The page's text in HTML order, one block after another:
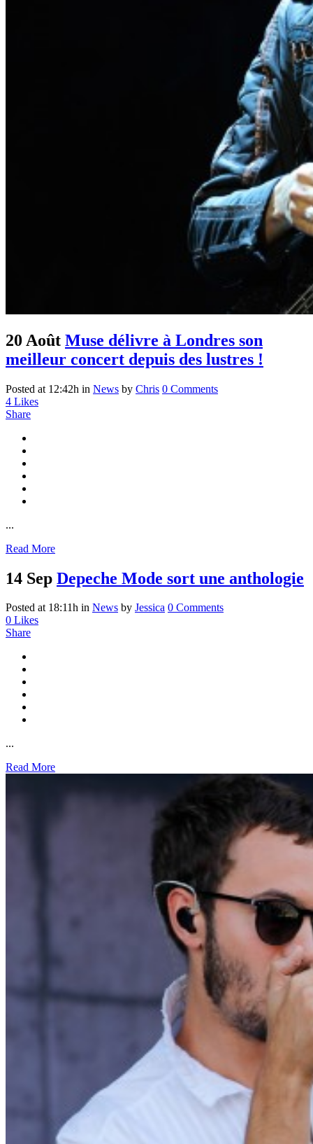
20 Août Muse délivre à Londres son
meilleur concert depuis des lustres !
Posted at 12:42h in News by Chris 0 Comments
4 Likes
Share
...
Read More
14 Sep Depeche Mode sort une anthologie
Posted at 18:11h in News by Jessica 0 Comments
0 Likes
Share
...
Read More